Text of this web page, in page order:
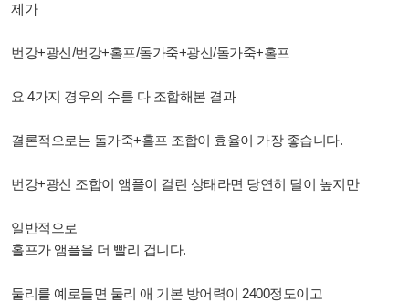
제가
번강+광신/번강+홀프/돌가죽+광신/돌가죽+홀프
요 4가지 경우의 수를 다 조합해본 결과
결론적으로는 돌가죽+홀프 조합이 효율이 가장 좋습니다.
번강+광신 조합이 앰플이 걸린 상태라면 당연히 딜이 높지만
일반적으로
홀프가 앰플을 더 빨리 겁니다.
둘리를 예로들면 둘리 애 기본 방어력이 2400정도이고